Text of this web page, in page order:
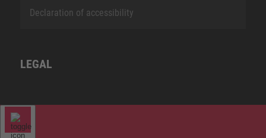
Declaration of accessibility
LEGAL